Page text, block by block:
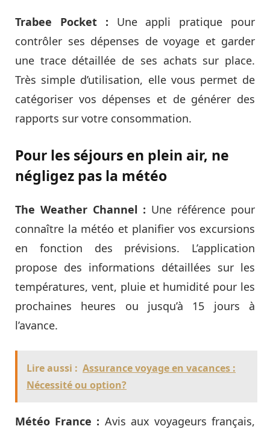
Trabee Pocket : Une appli pratique pour
contrôler ses dépenses de voyage et garder
une trace détaillée de ses achats sur place.
Très simple d’utilisation, elle vous permet de
catégoriser vos dépenses et de générer des
rapports sur votre consommation.
Pour les séjours en plein air, ne
négligez pas la météo
The Weather Channel : Une référence pour
connaître la météo et planifier vos excursions
en fonction des prévisions. L’application
propose des informations détaillées sur les
températures, vent, pluie et humidité pour les
prochaines heures ou jusqu’à 15 jours à
l’avance.
Lire aussi : Assurance voyage en vacances :
Nécessité ou option?
Météo France : Avis aux voyageurs français,